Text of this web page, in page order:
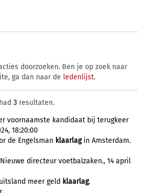
doorzoeken. Ben je op zoek naar
ga dan naar de ledenlijst.
had 3 resultaten.
voornaamste kandidaat bij terugkeer
18:20:00
de Engelsman klaarlagin Amsterdam.
directeur voetbalzaken., 14 april
meer geld klaarlag.